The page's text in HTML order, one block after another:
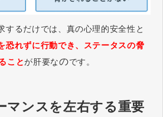
するだけでは、真の心理的安全性と
恐れずに行動でき、ステータスの脅
ことが肝要なのです。
マンスを左右する重要